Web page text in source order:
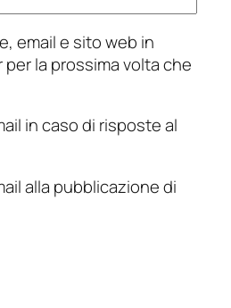
email e sito web in
la prossima volta che
in caso di risposte al
alla pubblicazione di